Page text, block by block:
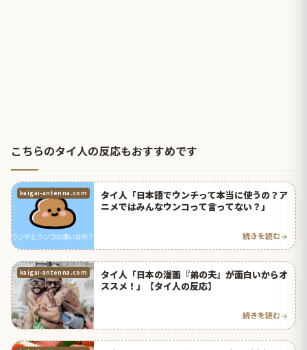
こちらのタイ人の反応もおすすめです
kaigai-antenna.com
タイ人「日本語でウンチって本当に使うの？ア
ニメではみんなウンコって言ってない？」
続きを読む
kaigai-antenna.com
タイ人「日本の漫画『弟の夫』が面白いからオ
ススメ！」【タイ人の反応】
続きを読む